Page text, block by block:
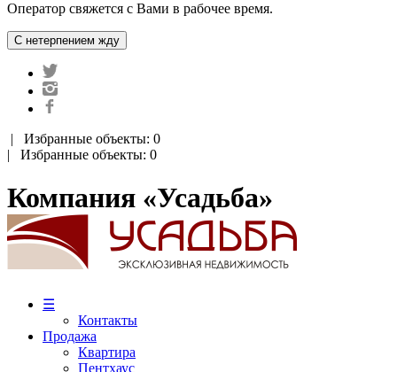
Оператор свяжется с Вами в рабочее время.
| Избранные объекты: 0
| Избранные объекты: 0
Компания «Усадьба»
☰
Контакты
Продажа
Квартира
Пентхаус